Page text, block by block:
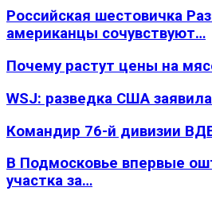
Российская шестовичка
американцы сочувствуют…
Почему растут цены на
WSJ: разведка США
Командир 76-й дивизии
В Подмосковье впервые
участка за…